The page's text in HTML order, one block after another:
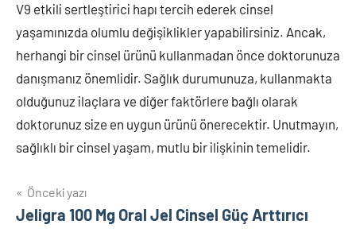
V9 etkili sertleştirici hapı tercih ederek cinsel
yaşamınızda olumlu değişiklikler yapabilirsiniz. Ancak,
herhangi bir cinsel ürünü kullanmadan önce doktorunuza
danışmanız önemlidir. Sağlık durumunuza, kullanmakta
olduğunuz ilaçlara ve diğer faktörlere bağlı olarak
doktorunuz size en uygun ürünü önerecektir. Unutmayın,
sağlıklı bir cinsel yaşam, mutlu bir ilişkinin temelidir.
Yazı
gezinmesi
Önceki yazı
Jeligra 100 Mg Oral Jel Cinsel Güç Arttırıcı